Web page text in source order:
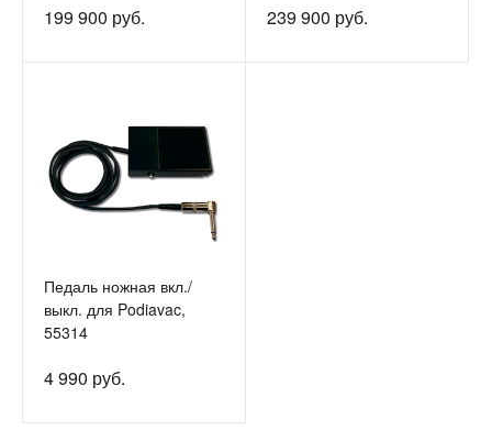
199 900 руб. 239 900 руб.
Педаль ножная вкл./
выкл. для Podiavac,
55314
4 990 руб.